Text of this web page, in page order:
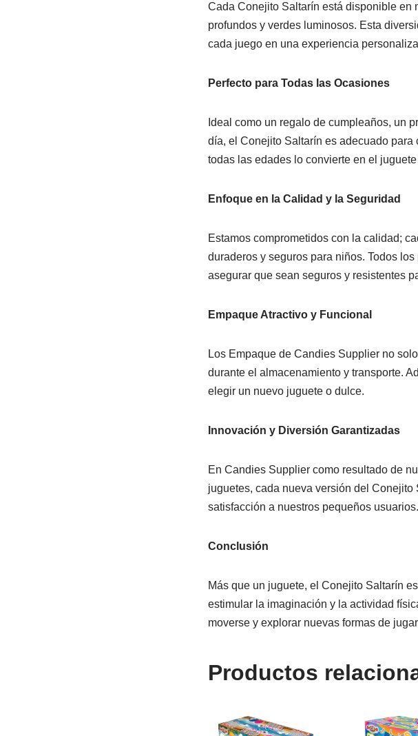
Cada Conejito Saltarín está disponible en
profundos y verdes luminosos. Esta
cada juego en una experiencia
Perfecto para Todas las Ocasiones
Ideal como un regalo de cumpleaños, un
día, el Conejito Saltarín es adecuado
todas las edades lo convierte en el
Enfoque en la Calidad y la Seguridad
Estamos comprometidos con la calidad;
duraderos y seguros para niños. Todos
asegurar que sean seguros y resistentes
Empaque Atractivo y Funcional
Los Empaque de Candies Supplier no
durante el almacenamiento y transporte.
elegir un nuevo juguete o dulce.
Innovación y Diversión Garantizadas
En Candies Supplier como resultado de
juguetes, cada nueva versión del
satisfacción a nuestros pequeños usuarios.
Conclusión
Más que un juguete, el Conejito Saltarín
estimular la imaginación y la actividad
moverse y explorar nuevas formas de
Productos